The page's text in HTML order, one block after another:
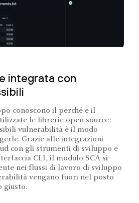
integrata con
conoscono il perché e il
le librerie open source:
vulnerabilità è il modo
Grazie alle integrazioni
con gli strumenti di sviluppo e
CLI, il modulo SCA si
nei flussi di lavoro di sviluppo
vengano fuori nel posto
giusto.